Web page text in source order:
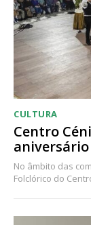
assinantes
Ofertas
CULTURA
Centro
No âmbito das
Folclórico do